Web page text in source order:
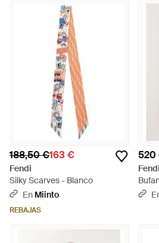
188,50 €163 €
Fendi
Silky Scarves - Blanco
En Miinto
REBAJAS
520
Fendi